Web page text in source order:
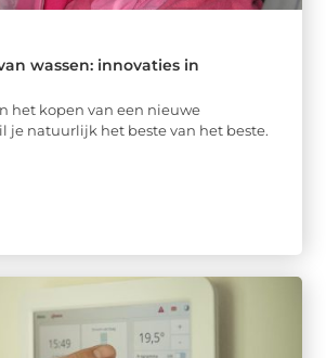
wassen: innovaties in
het kopen van een nieuwe
je natuurlijk het beste van het beste.